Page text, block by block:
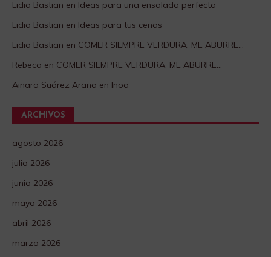
Lidia Bastian en Ideas para una ensalada perfecta
Lidia Bastian en Ideas para tus cenas
Lidia Bastian en COMER SIEMPRE VERDURA, ME ABURRE…
Rebeca en COMER SIEMPRE VERDURA, ME ABURRE…
Ainara Suárez Arana en Inoa
ARCHIVOS
agosto 2026
julio 2026
junio 2026
mayo 2026
abril 2026
marzo 2026